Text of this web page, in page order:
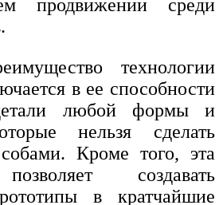
продвижении среди
технологии
в ее способности
любой формы и
нельзя сделать
Кроме того, эта
создавать
в кратчайшие